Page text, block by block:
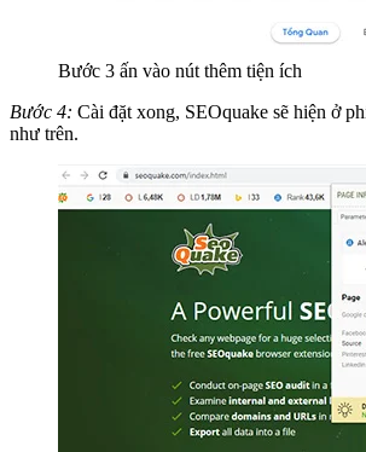
Bước 3 ấn vào nút thêm tiện ích
Bước 4: Cài đặt xong, SEOquake sẽ hiện ở
như trên.